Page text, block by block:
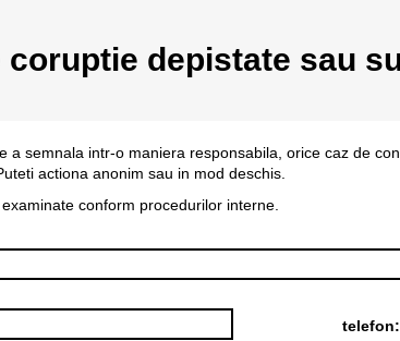
coruptie depistate sau
a semnala intr-o maniera responsabila, orice caz de
actiona anonim sau in mod deschis.
conform procedurilor interne.
telefon: